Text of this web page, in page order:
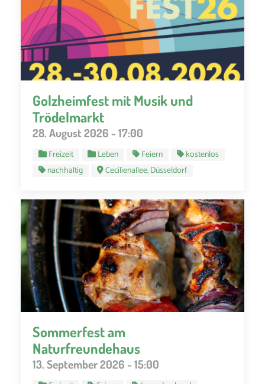
Golzheimfest mit Musik und
Trödelmarkt
28. August 2026 - 17:00
Freizeit Leben Feiern
kostenlos
nachhaltig
Cecilienallee, Düsseldorf
Sommerfest am
Naturfreundehaus
13. September 2026 - 15:00